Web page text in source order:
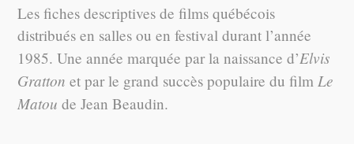
Les fiches descriptives de films québécois
distribués en salles ou en festival durant l’année
1985. Une année marquée par la naissance d’Elvis
Gratton et par le grand succès populaire du filmLe
Matou de Jean Beaudin.